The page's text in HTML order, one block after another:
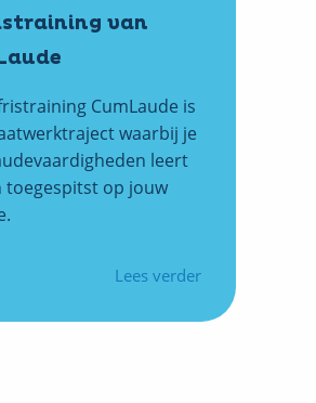
van
CumLaude is
waarbij je
leert
toegespitst op jouw
Lees verder
Opfristraining